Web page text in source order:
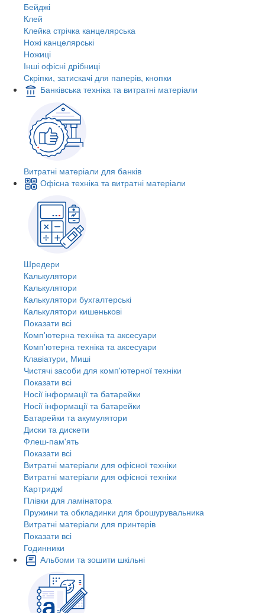
Бейджі
Клей
Клейка стрічка канцелярська
Ножі канцелярські
Ножиці
Інші офісні дрібниці
Скріпки, затискачі для паперів, кнопки
Банківська техніка та витратні матеріали
Витратні матеріали для банків
Офісна техніка та витратні матеріали
Шредери
Калькулятори
Калькулятори
Калькулятори бухгалтерські
Калькулятори кишенькові
Показати всі
Комп'ютерна техніка та аксесуари
Комп'ютерна техніка та аксесуари
Клавіатури, Миші
Чистячі засоби для комп'ютерної техніки
Показати всі
Носії інформації та батарейки
Носії інформації та батарейки
Батарейки та акумулятори
Диски та дискети
Флеш-пам'ять
Показати всі
Витратні матеріали для офісної техніки
Витратні матеріали для офісної техніки
Картриджi
Плівки для ламінатора
Пружини та обкладинки для брошурувальника
Витратні матеріали для принтерів
Показати всі
Годинники
Альбоми та зошити шкільні